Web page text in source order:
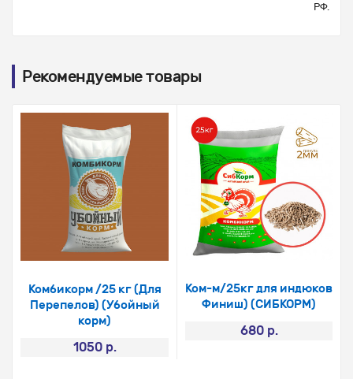
РФ.
Рекомендуемые товары
Комбикорм /25 кг (Для
Перепелов) (Убойный
корм)
1050 р.
Ком-м/25кг для индюков
Финиш) (СИБКОРМ)
680 р.